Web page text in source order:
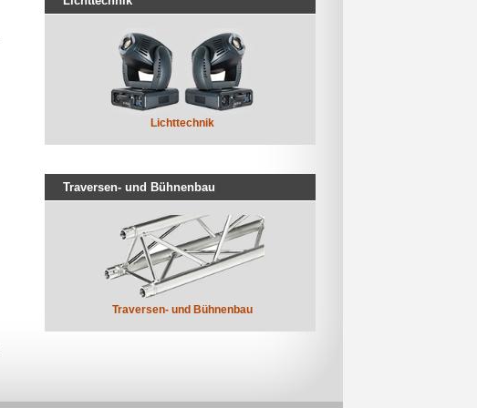
Lichttechnik
Traversen- und Bühnenbau
Traversen- und Bühnenbau